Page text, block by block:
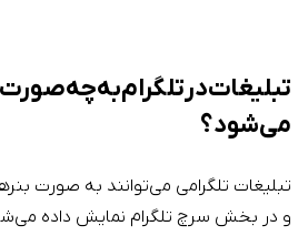
تبلیغات در تلگرام به چه
می‌شود؟
تبلیغات تلگرامی می‌توانند به صورت
و در بخش سرچ تلگرام نمایش داده